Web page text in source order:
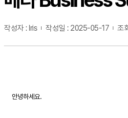
작성자 : Iris 작성일 : 2025-05-17 조
안녕하세요.